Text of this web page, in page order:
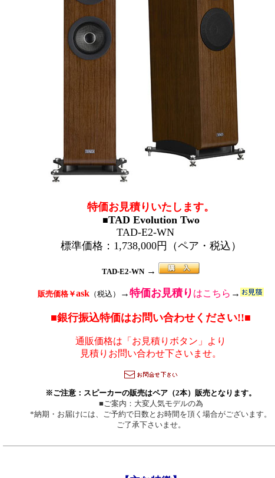
特価お見積りいたします。
■TAD Evolution Two
TAD-E2-WN
標準価格：1,738,000円（ペア・税込）
TAD-E2-WN→
販売価格￥ask （税込） →特価お見積り はこちら →
■銀行振込特価はお問い合わせください!!■
通販価格は「お見積りボタン」より
見積りお問い合わせ下さいませ。
※ご注意：スピーカーの販売はペア（2本）販売となります。
■ご案内：大変人気モデルの為
*納期・お届けには、ご予約で日数とお時間を頂く場合がございます。
ご了承下さいませ。